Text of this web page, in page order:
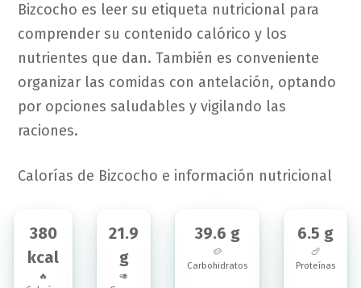
Bizcocho es leer su etiqueta nutricional para
comprender su contenido calórico y los
nutrientes que dan. También es conveniente
organizar las comidas con antelación, optando
por opciones saludables y vigilando las
raciones.
Calorías de Bizcocho e información nutricional
380
kcal
🔥
21.9
g
🥑
39.6 g
🥔
Carbohidratos
6.5 g
🍗
Proteínas